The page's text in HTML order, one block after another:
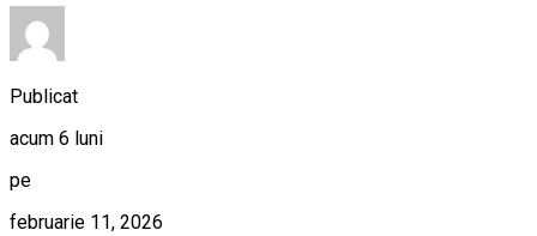
Publicat
acum 6 luni
pe
februarie 11, 2026